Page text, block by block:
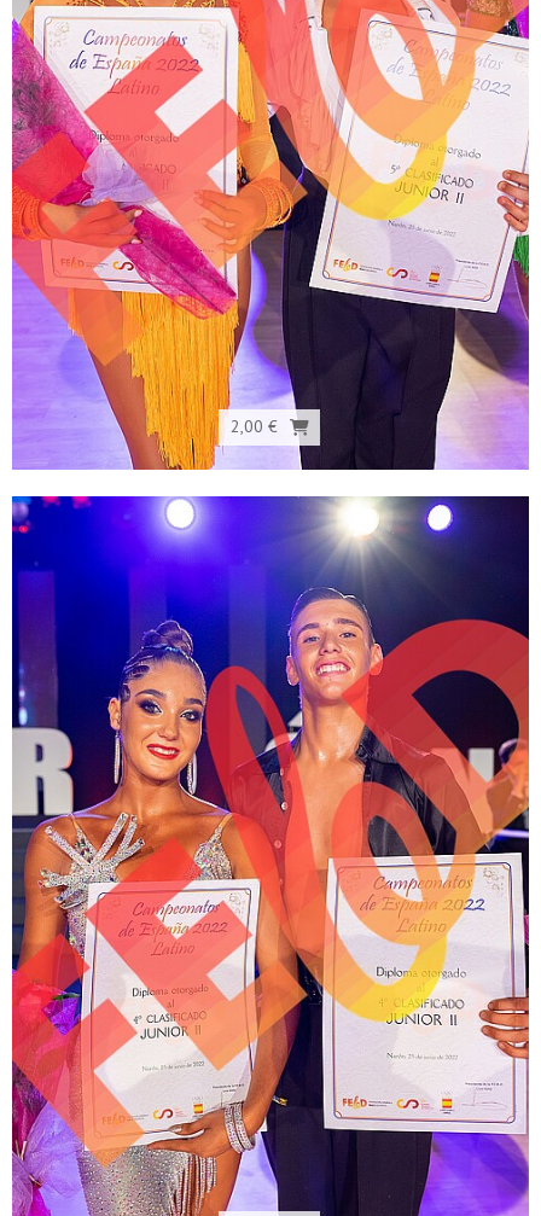
2,00 €